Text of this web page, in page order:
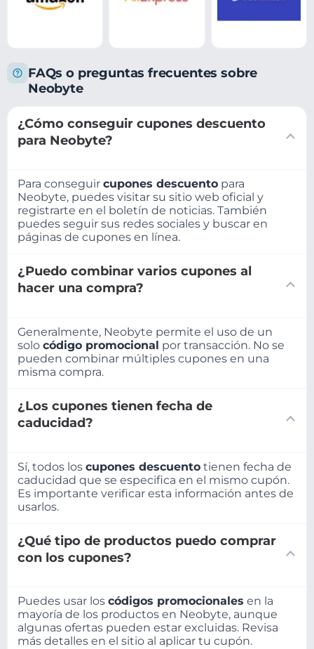
FAQs o preguntas frecuentes sobre
Neobyte
¿Cómo conseguir cupones descuento
para Neobyte?
Para conseguir cupones descuento para
Neobyte, puedes visitar su sitio web oficial y
registrarte en el boletín de noticias. También
puedes seguir sus redes sociales y buscar en
páginas de cupones en línea.
¿Puedo combinar varios cupones al
hacer una compra?
Generalmente, Neobyte permite el uso de un
solo código promocional por transacción. No se
pueden combinar múltiples cupones en una
misma compra.
¿Los cupones tienen fecha de
caducidad?
Sí, todos los cupones descuento tienen fecha de
caducidad que se especifica en el mismo cupón.
Es importante verificar esta información antes de
usarlos.
¿Qué tipo de productos puedo comprar
con los cupones?
Puedes usar los códigos promocionales en la
mayoría de los productos en Neobyte, aunque
algunas ofertas pueden estar excluidas. Revisa
más detalles en el sitio al aplicar tu cupón.